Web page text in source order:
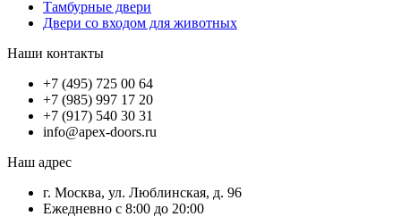
Тамбурные двери
Двери со входом для животных
Наши контакты
+7 (495) 725 00 64
+7 (985) 997 17 20
+7 (917) 540 30 31
info@apex-doors.ru
Наш адрес
г. Москва, ул. Люблинская, д. 96
Ежедневно с 8:00 до 20:00